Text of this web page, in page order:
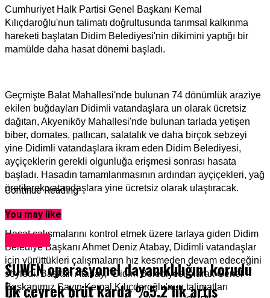
Cumhuriyet Halk Partisi Genel Başkanı Kemal
Kılıçdaroğlu'nun talimatı doğrultusunda tarımsal kalkınma
hareketi başlatan Didim Belediyesi'nin dikimini yaptığı bir
mamülde daha hasat dönemi başladı.
Geçmişte Balat Mahallesi'nde bulunan 74 dönümlük araziye
ekilen buğdayları Didimli vatandaşlara un olarak ücretsiz
dağıtan, Akyeniköy Mahallesi'nde bulunan tarlada yetişen
biber, domates, patlıcan, salatalık ve daha birçok sebzeyi
yine Didimli vatandaşlara ikram eden Didim Belediyesi,
ayçiçeklerin gerekli olgunluğa erişmesi sonrası hasata
başladı. Hasadın tamamlanmasının ardından ayçiçekleri, yağ
üretilerek vatandaşlara yine ücretsiz olarak ulaştıracak.
Hasat çalışmalarını kontrol etmek üzere tarlaya giden Didim
Belediye Başkanı Ahmet Deniz Atabay, Didimli vatandaşlar
için yürüttükleri çalışmaların hız kesmeden devam edeceğini
söyledi. Başkan Atabay, "Didim Belediyesi olarak Genel
Başkanımız Sayın Kemal Kılıçdaroğlu'nun talimatları
Continue Reading
You may like
SUWEN operasyonel dayanıklılığını korudu
İlk çeyrek brüt karda %5.2’lik artış